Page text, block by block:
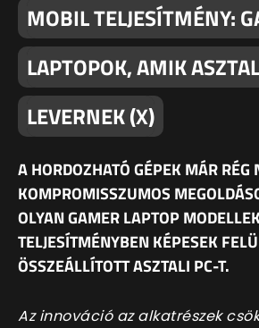
MOBIL TELJESÍTMÉNY:
LAPTOPOK, AMIK
LEVERNEK (X)
A HORDOZHATÓ GÉPEK MÁR RÉG
KOMPROMISSZUMOS
OLYAN GAMER LAPTOP
TELJESÍTMÉNYBEN KÉPESEK
ÖSSZEÁLLÍTOTT ASZTALI PC-T.
Az innováció az alkatrészek